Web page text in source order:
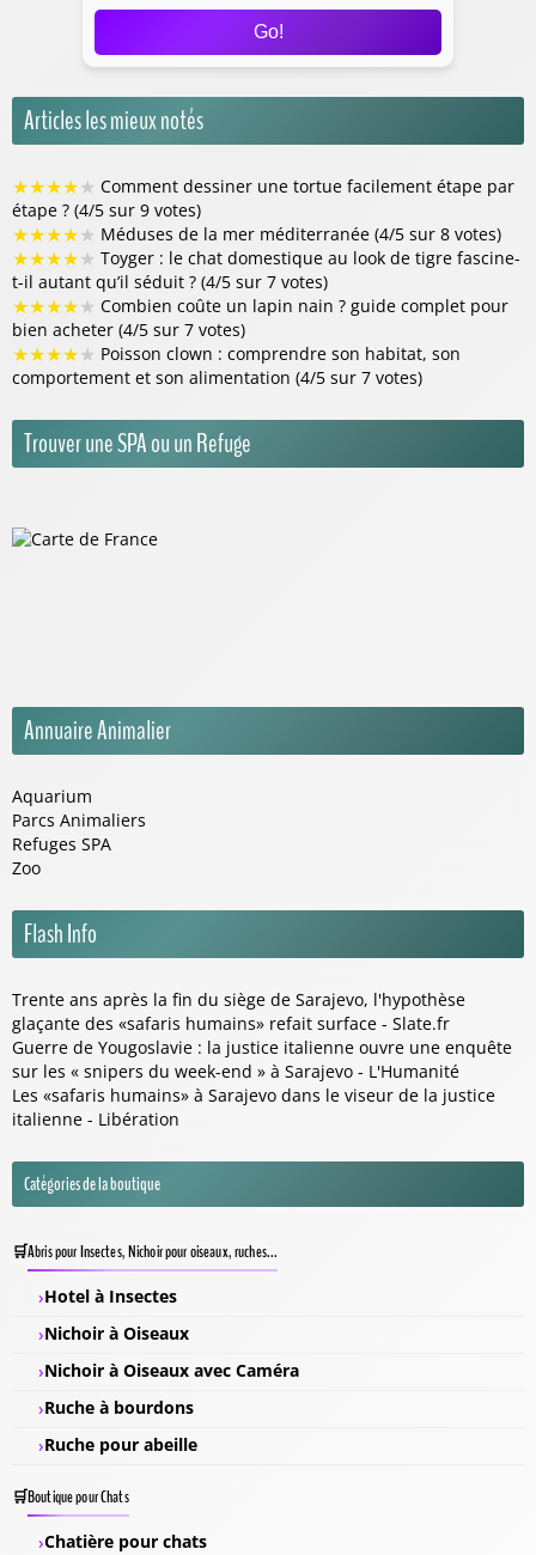
Go!
Articles les mieux notés
★★★★★ Comment dessiner une tortue facilement étape par
étape ? (4/5 sur 9 votes)
★★★★★ Méduses de la mer méditerranée (4/5 sur 8 votes)
★★★★★ Toyger : le chat domestique au look de tigre fascine-
t-il autant qu’il séduit ? (4/5 sur 7 votes)
★★★★★ Combien coûte un lapin nain ? guide complet pour
bien acheter (4/5 sur 7 votes)
★★★★★ Poisson clown : comprendre son habitat, son
comportement et son alimentation (4/5 sur 7 votes)
Trouver une SPA ou un Refuge
Annuaire Animalier
Aquarium
Parcs Animaliers
Refuges SPA
Zoo
Flash Info
Trente ans après la fin du siège de Sarajevo, l'hypothèse
glaçante des «safaris humains» refait surface - Slate.fr
Guerre de Yougoslavie : la justice italienne ouvre une enquête
sur les « snipers du week-end » à Sarajevo - L'Humanité
Les «safaris humains» à Sarajevo dans le viseur de la justice
italienne - Libération
Catégories de la boutique
Abris pour Insectes, Nichoir pour oiseaux, ruches...
Hotel à Insectes
Nichoir à Oiseaux
Nichoir à Oiseaux avec Caméra
Ruche à bourdons
Ruche pour abeille
Boutique pour Chats
Chatière pour chats